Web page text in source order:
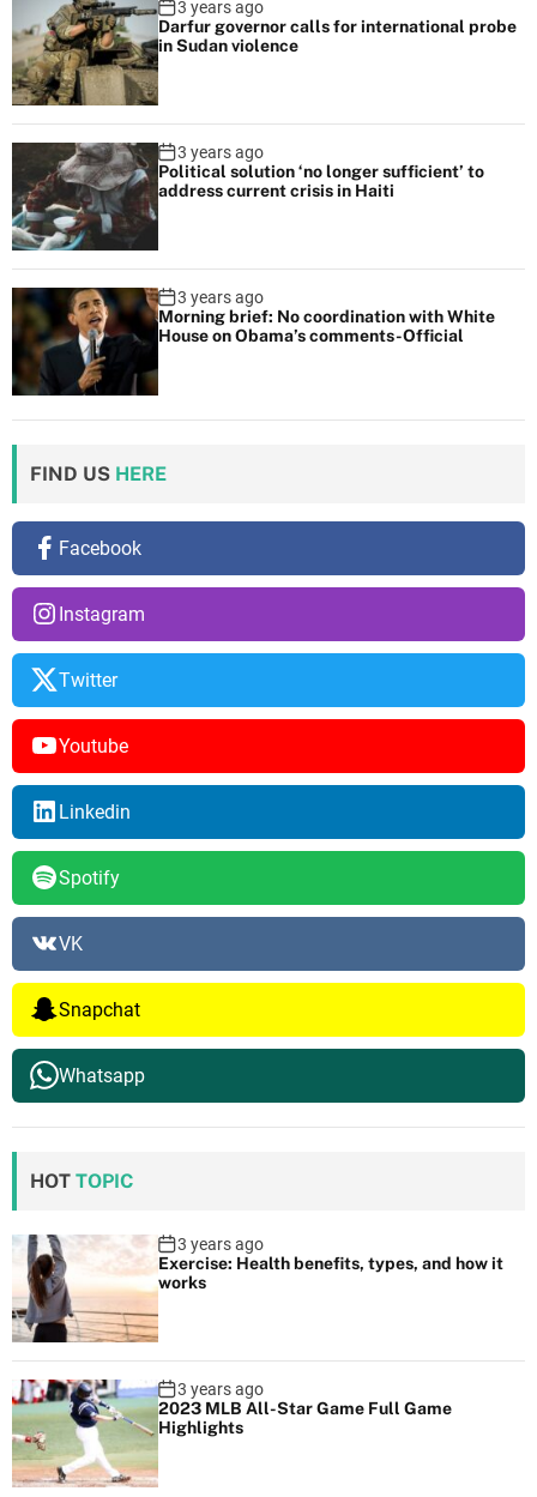
3 years ago
Darfur governor calls for international probe
in Sudan violence
3 years ago
Political solution ‘no longer sufficient’ to
address current crisis in Haiti
3 years ago
Morning brief: No coordination with White
House on Obama’s comments-Official
FIND US HERE
Facebook
Instagram
Twitter
Youtube
Linkedin
Spotify
VK
Snapchat
Whatsapp
HOT TOPIC
3 years ago
Exercise: Health benefits, types, and how it
works
3 years ago
2023 MLB All-Star Game Full Game
Highlights